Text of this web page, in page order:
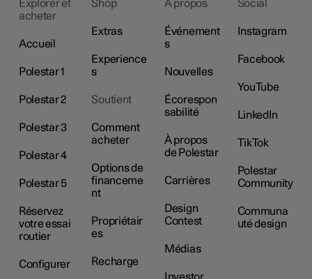
Explorer et
acheter
Accueil
Polestar 1
Polestar 2
Polestar 3
Polestar 4
Polestar 5
Réservez
votre essai
routier
Configurer
Shop
Extras
Experience
s
Soutient
Comment
acheter
Options de
financeme
nt
Propriétair
es
Recharge
À propos
Événement
s
Nouvelles
Écorespon
sabilité
À propos
de Polestar
Carrières
Design
Contest
Médias
Social
Instagram
Facebook
YouTube
LinkedIn
TikTok
Polestar
Community
Communa
uté design